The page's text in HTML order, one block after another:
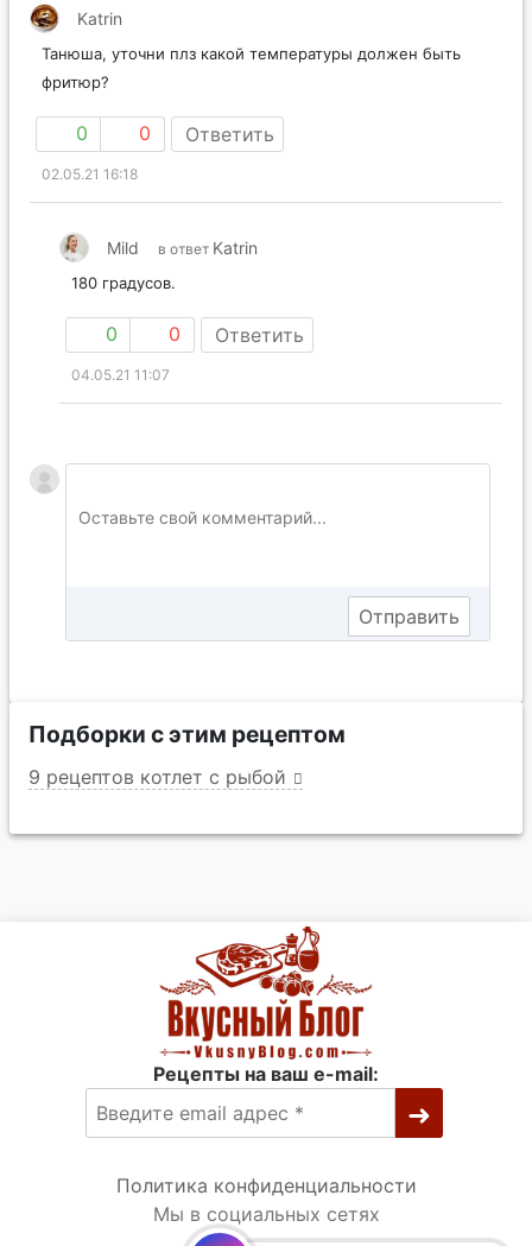
Katrin
Танюша, уточни плз какой температуры должен быть
фритюр?
0 0 Ответить
02.05.21 16:18
Mild в ответ Katrin
180 градусов.
0 0 Ответить
04.05.21 11:07
Подборки с этим рецептом
9 рецептов котлет с рыбой
Рецепты на ваш e-mail:
Политика конфиденциальности
Мы в социальных сетях